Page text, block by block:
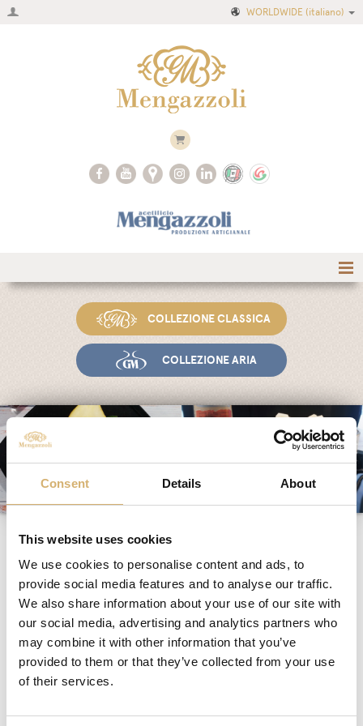
Consent Details About
This website uses cookies
We use cookies to personalise content and ads, to
provide social media features and to analyse our traffic.
We also share information about your use of our site with
our social media, advertising and analytics partners who
may combine it with other information that you’ve
provided to them or that they’ve collected from your use
of their services.
WORLDWIDE (italiano)
Fiere ed Eventi
Riconoscimenti
News
Egocalo
Mengazzoli TV
Mengazzoli LIVE
COLLEZIONE CLASSICA
COLLEZIONE ARIA
Ricotta, pere, cioccolato
ed Aceto di Melograno
Ingredienti per 4 persone
120g di frollini al cacao
80ml di Aceto di Melograno Biologico Mengazzoli
30g di granella di nocciole tostate